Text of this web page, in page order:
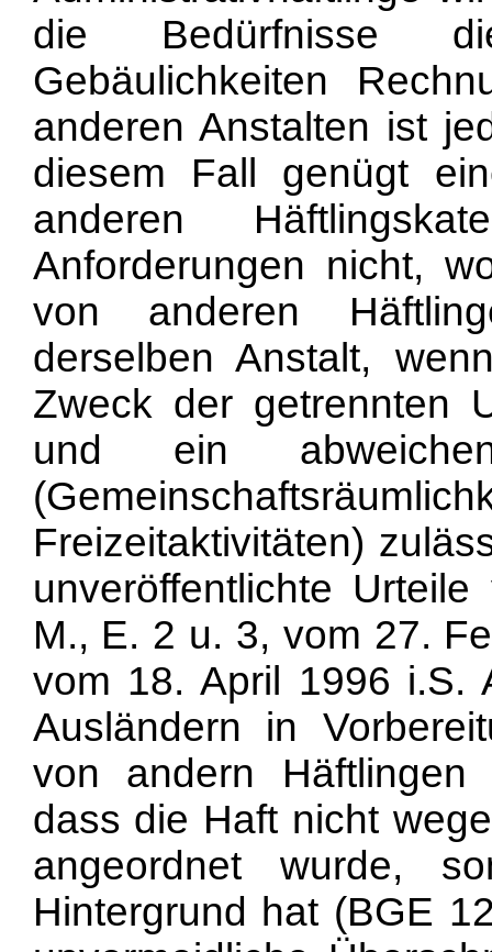
die Bedürfnisse
Gebäulichkeiten
anderen Anstalten ist
diesem Fall genügt
anderen
Anforderungen nicht,
von anderen
derselben Anstalt,
Zweck der getrennten
und ein
Freizeitaktivitäten)
unveröffentlichte
M., E. 2 u. 3, vom 27.
vom 18. April 1996 i.S.
Ausländern in
von andern
dass die Haft nicht
angeordnet wurde,
Hintergrund hat (BGE